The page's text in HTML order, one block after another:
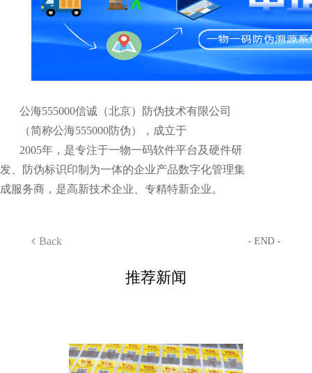
公海555000信诚（北京）防伪技术有限公司
（简称公海555000防伪），成立于
2005年，是专注于一物一码软件平台及硬件研
发、防伪标识印制为一体的企业产品数字化管理集
成服务商，是高新技术企业、专精特新企业。
Back - END -
推荐新闻